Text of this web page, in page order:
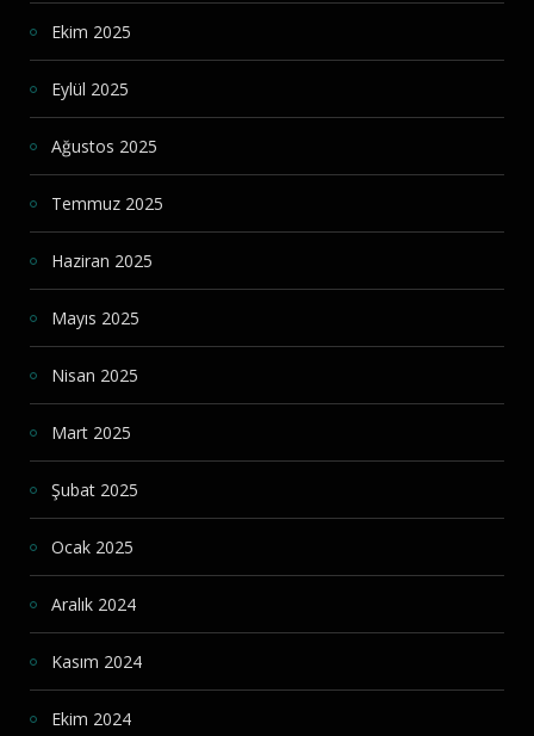
Ekim 2025
Eylül 2025
Ağustos 2025
Temmuz 2025
Haziran 2025
Mayıs 2025
Nisan 2025
Mart 2025
Şubat 2025
Ocak 2025
Aralık 2024
Kasım 2024
Ekim 2024